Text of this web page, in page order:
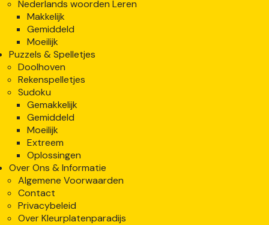
Nederlands woorden Leren
Makkelijk
Gemiddeld
Moeilijk
Puzzels & Spelletjes
Doolhoven
Rekenspelletjes
Sudoku
Gemakkelijk
Gemiddeld
Moeilijk
Extreem
Oplossingen
Over Ons & Informatie
Algemene Voorwaarden
Contact
Privacybeleid
Over Kleurplatenparadijs